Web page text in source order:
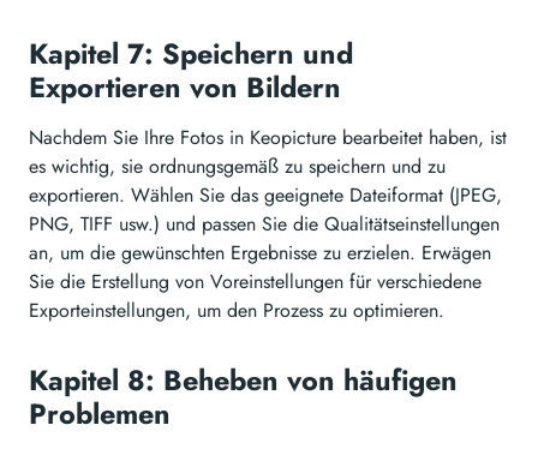
Kapitel 7: Speichern und
Exportieren von Bildern
Nachdem Sie Ihre Fotos in Keopicture bearbeitet haben, ist
es wichtig, sie ordnungsgemäß zu speichern und zu
exportieren. Wählen Sie das geeignete Dateiformat (JPEG,
PNG, TIFF usw.) und passen Sie die Qualitätseinstellungen
an, um die gewünschten Ergebnisse zu erzielen. Erwägen
Sie die Erstellung von Voreinstellungen für verschiedene
Exporteinstellungen, um den Prozess zu optimieren.
Kapitel 8: Beheben von häufigen
Problemen